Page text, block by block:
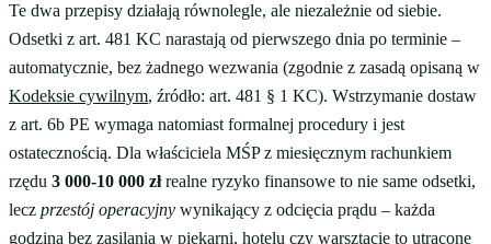
Te dwa przepisy działają równolegle, ale niezależnie od siebie.
Odsetki z art. 481 KC narastają od pierwszego dnia po terminie –
automatycznie, bez żadnego wezwania (zgodnie z zasadą opisaną w
Kodeksie cywilnym, źródło: art. 481 § 1 KC). Wstrzymanie dostaw
z art. 6b PE wymaga natomiast formalnej procedury i jest
ostatecznością. Dla właściciela MŚP z miesięcznym rachunkiem
rzędu 3 000-10 000 złrealne ryzyko finansowe to nie same odsetki,
lecz przestój operacyjny wynikający z odcięcia prądu – każda
godzina bez zasilania w piekarni, hotelu czy warsztacie to utracone